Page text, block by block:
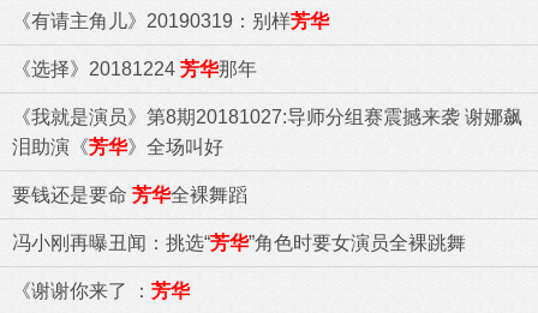
《有请主角儿》20190319：别样芳华
《选择》20181224 芳华那年
《我就是演员》第8期20181027:导师分组赛震撼来袭 谢娜飙
泪助演《芳华》全场叫好
要钱还是要命 芳华全裸舞蹈
冯小刚再曝丑闻：挑选“芳华”角色时要女演员全裸跳舞
《谢谢你来了 ： 芳华